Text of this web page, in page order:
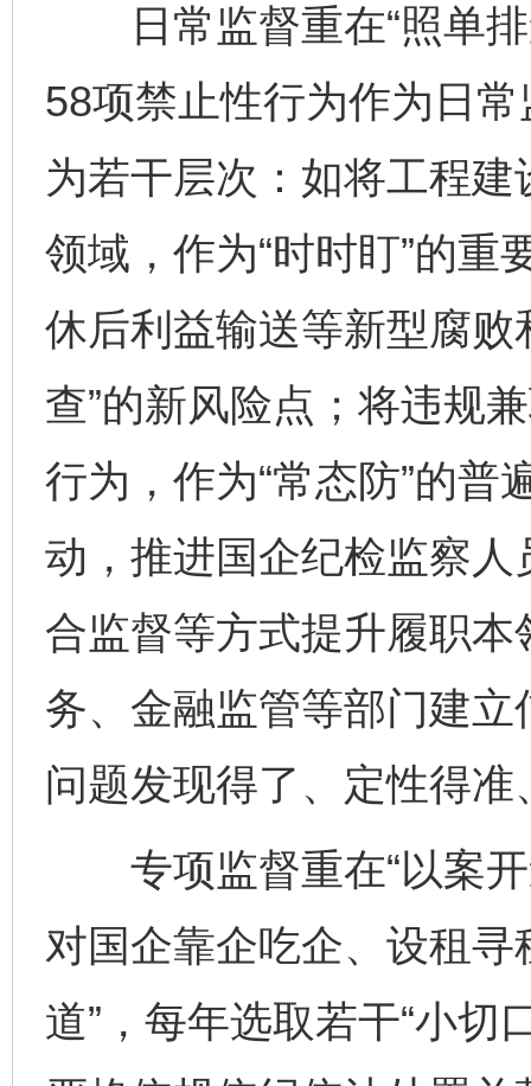
日常监督重在“照单排
58项禁止性行为作为日
为若干层次：如将工程
领域，作为“时时盯”的重
休后利益输送等新型腐败
查”的新风险点；将违规
行为，作为“常态防”的普
动，推进国企纪检监察
合监督等方式提升履职
务、金融监管等部门建
问题发现得了、定性得准
专项监督重在“以案开
对国企靠企吃企、设租
道”，每年选取若干“小切